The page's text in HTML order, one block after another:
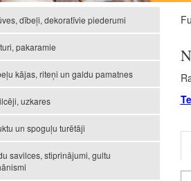
dībeļi, dekoratīvie piederumi
pakaramie
kājas, riteņi un galdu pamatnes
uzkares
un spoguļu turētāji
savilces, stiprinājumi, gultu